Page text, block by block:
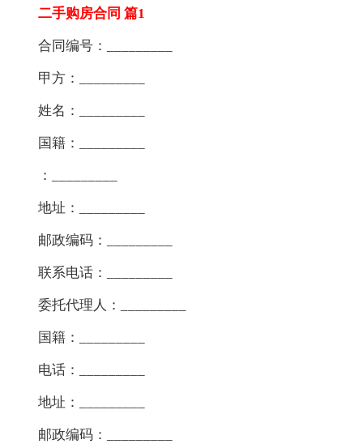
二手购房合同 篇1
合同编号：_________
甲方：_________
姓名：_________
国籍：_________
：_________
地址：_________
邮政编码：_________
联系电话：_________
委托代理人：_________
国籍：_________
电话：_________
地址：_________
邮政编码：_________